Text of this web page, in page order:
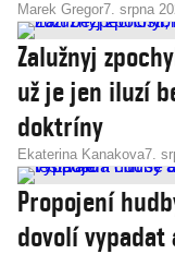
Marek Gregor7. srpna
Zalužnyj
už je jen iluzí
doktríny
Ekaterina Kanakova7.
Propojení
dovolí